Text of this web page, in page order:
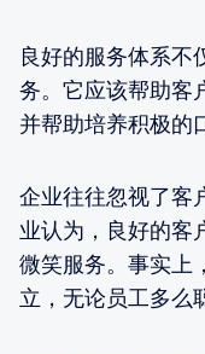
良好的服务体系不
务。它应该帮助客
并帮助培养积极的
企业往往忽视了客
业认为，良好的客
微笑服务。事实上
立，无论员工多么